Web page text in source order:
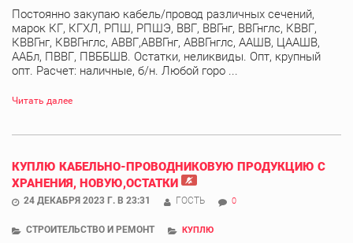
Постоянно закупаю кабель/провод различных сечений,
марок КГ, КГХЛ, РПШ, РПШЭ, ВВГ, ВВГнг, ВВГнглс, КВВГ,
КВВГнг, КВВГнглс, АВВГ,АВВГнг, АВВГнглс, ААШВ, ЦААШВ,
ААБл, ПВВГ, ПВББШВ. Остатки, неликвиды. Опт, крупный
опт. Расчет: наличные, б/н. Любой горо ...
Читать далее
КУПЛЮ КАБЕЛЬНО-ПРОВОДНИКОВУЮ ПРОДУКЦИЮ С
ХРАНЕНИЯ, НОВУЮ,ОСТАТКИ
24 ДЕКАБРЯ 2023 Г. В 23:31 ГОСТЬ 0
СТРОИТЕЛЬСТВО И РЕМОНТ КУПЛЮ